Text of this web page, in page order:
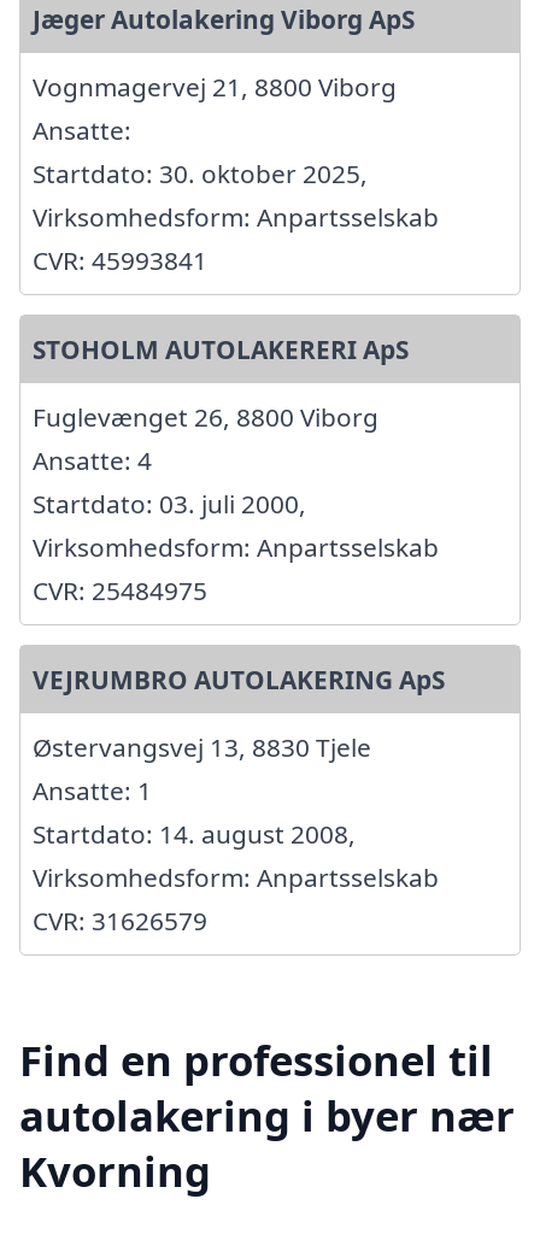
Jæger Autolakering Viborg ApS
Vognmagervej 21, 8800 Viborg
Ansatte:
Startdato: 30. oktober 2025,
Virksomhedsform: Anpartsselskab
CVR: 45993841
STOHOLM AUTOLAKERERI ApS
Fuglevænget 26, 8800 Viborg
Ansatte: 4
Startdato: 03. juli 2000,
Virksomhedsform: Anpartsselskab
CVR: 25484975
VEJRUMBRO AUTOLAKERING ApS
Østervangsvej 13, 8830 Tjele
Ansatte: 1
Startdato: 14. august 2008,
Virksomhedsform: Anpartsselskab
CVR: 31626579
Find en professionel til
autolakering i byer nær
Kvorning